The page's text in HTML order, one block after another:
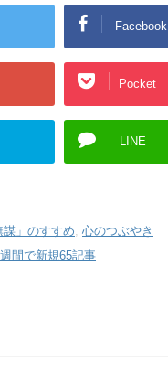
Facebook
Pocket
LINE
」のすすめ 心のつぶやき
間で新規65記事